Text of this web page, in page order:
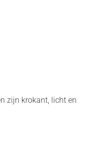
zijn krokant, licht en